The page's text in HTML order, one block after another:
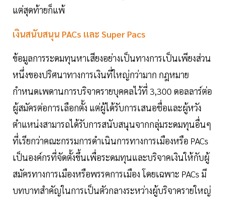
แต่สุดท้ายก็แพ้
เงินสนับสนุน PACs เเละ Super Pacs
ข้อมูลการระดมทุนหาเสียงอย่างเป็นทางการเป็นเพียงส่วน
หนึ่งของปริศนาทางการเงินที่ใหญ่กว่ามาก กฎหมาย
กำหนดเพดานการบริจาครายบุคคลไว้ที่ 3,300 ดอลลาร์ต่อ
ผู้สมัครต่อการเลือกตั้ง แต่ผู้ได้รับการเสนอชื่อและผู้หวัง
ตำแหน่งสามารถได้รับการสนับสนุนจากกลุ่มระดมทุนอื่นๆ
ที่เรียกว่าคณะกรรมการดำเนินการทางการเมืองหรือ PACs
เป็นองค์กรที่จัดตั้งขึ้นเพื่อระดมทุนและบริจาคเงินให้กับผู้
สมัครทางการเมืองหรือพรรคการเมือง โดยเฉพาะ PACs มี
บทบาทสำคัญในการเป็นตัวกลางระหว่างผู้บริจาครายใหญ่